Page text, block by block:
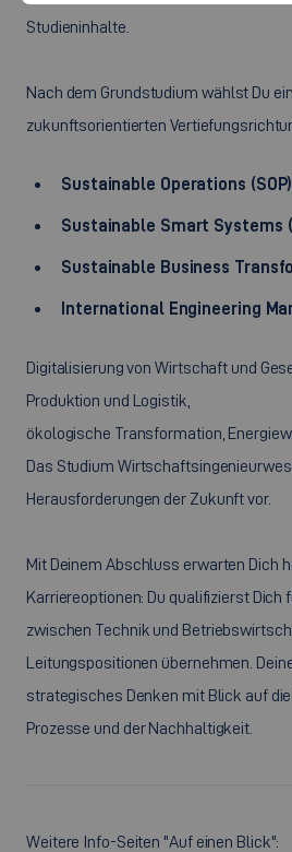
Studieninhalte.
Nach dem Grundstudium wählst Du
zukunftsorientierten
Sustainable Operations (SOP)
Sustainable Smart Systems
Sustainable Business
International Engineering
Digitalisierung von Wirtschaft und
Produktion und Logistik,
ökologische Transformation,
Das Studium
Herausforderungen der Zukunft vor.
Mit Deinem Abschluss erwarten Dich
Karriereoptionen: Du qualifizierst
zwischen Technik und
Leitungspositionen übernehmen.
strategisches Denken mit Blick auf
Prozesse und der Nachhaltigkeit.
Weitere Info-Seiten "Auf einen Blick":